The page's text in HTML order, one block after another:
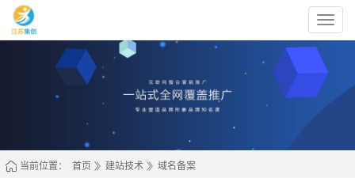
江
苏
集
信
息
技
有
当前位置： 首页 建站技术 域名备案